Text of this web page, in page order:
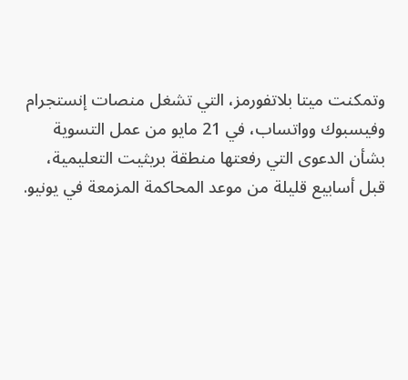
وتمكنت ميتا بلاتفورمز، التي ​تشغل منصات إنستجرام
وفيسبوك وواتساب، في 21 ⁠مايو من عمل التسوية
بشأن الدعوى التي رفعتها منطقة بريثيت التعليمية،
قبل أسابيع قليلة من موعد المحاكمة المزمعة في يونيو.